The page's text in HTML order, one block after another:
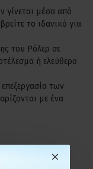
μέσα από
το ιδανικό για
του Ρόλερ σε
ή ελεύθερο
των
με ένα